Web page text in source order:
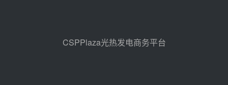
前天 08-05 14:48
CSPPlaza光热发电商务平台